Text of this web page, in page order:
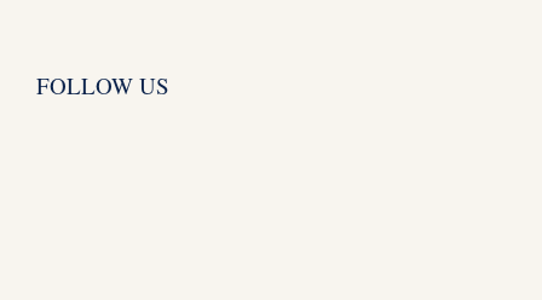
FOLLOW US